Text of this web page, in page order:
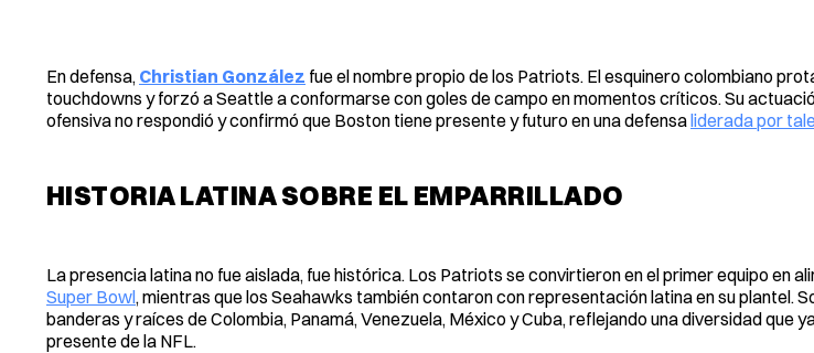
En defensa, Christian González fue el nombre propio de los Patriots. El esquinero colombiano
touchdowns y forzó a Seattle a conformarse con goles de campo en momentos críticos. Su
ofensiva no respondió y confirmó que Boston tiene presente y futuro en una defensaliderada por
HISTORIA LATINA SOBRE EL EMPARRILLADO
La presencia latina no fue aislada, fue histórica. Los Patriots se convirtieron en el primer equipo en
Super Bowl, mientras que los Seahawks también contaron con representación latina en su plantel.
banderas y raíces de Colombia, Panamá, Venezuela, México y Cuba, reflejando una diversidad que
presente de la NFL.